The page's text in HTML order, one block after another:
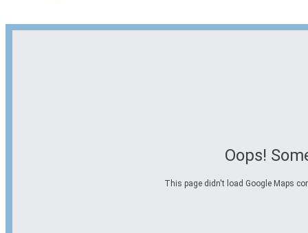
Oops!
This page didn't load Google Maps